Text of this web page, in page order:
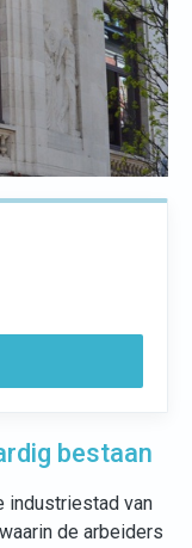
bestaan
industriestad van
de arbeiders